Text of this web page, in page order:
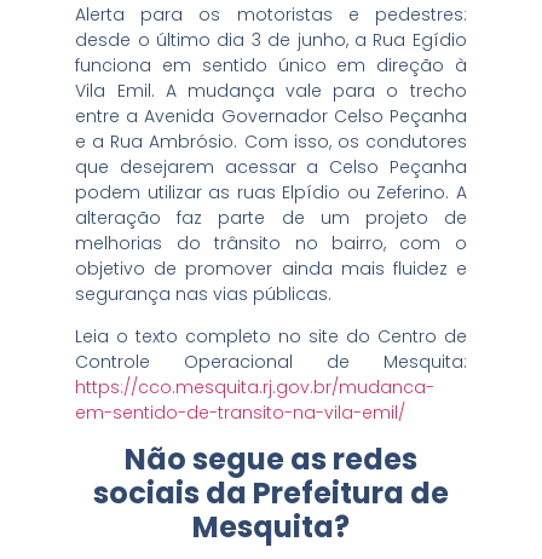
Alerta para os motoristas e pedestres:
desde o último dia 3 de junho, a Rua Egídio
funciona em sentido único em direção à
Vila Emil. A mudança vale para o trecho
entre a Avenida Governador Celso Peçanha
e a Rua Ambrósio. Com isso, os condutores
que desejarem acessar a Celso Peçanha
podem utilizar as ruas Elpídio ou Zeferino. A
alteração faz parte de um projeto de
melhorias do trânsito no bairro, com o
objetivo de promover ainda mais fluidez e
segurança nas vias públicas.
Leia o texto completo no site do Centro de
Controle Operacional de Mesquita:
https://cco.mesquita.rj.gov.br/mudanca-
em-sentido-de-transito-na-vila-emil/
Não segue as redes
sociais da Prefeitura de
Mesquita?